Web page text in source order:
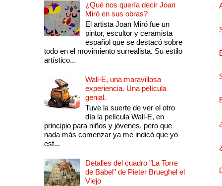
¿Qué nos quería decir Joan
Miró en sus obras?
El artista Joan Miró fue un
pintor, escultor y ceramista
español que se destacó sobre
todo en el movimiento surrealista. Su estilo
artístico...
Wall-E, una maravillosa
experiencia. Una película
genial.
Tuve la suerte de ver el otro
día la película Wall-E, en
principio para niños y jóvenes, pero que
nada más comenzar ya me indicó que yo
est...
Detalles del cuadro "La Torre
de Babel" de Pieter Brueghel el
Viejo